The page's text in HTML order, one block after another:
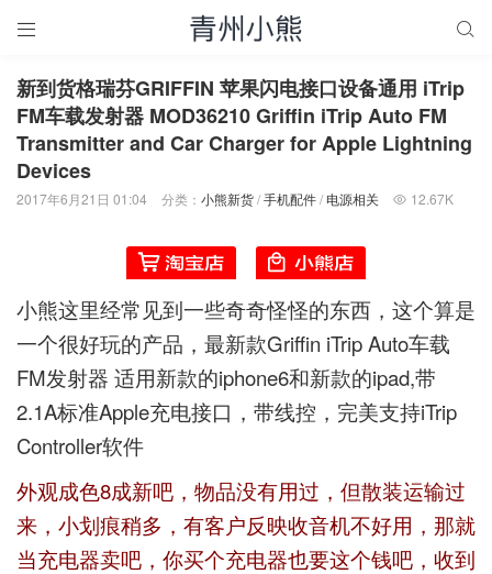
 
新到货格瑞芬GRIFFIN 苹果闪电接口设备通用 iTrip
FM车载发射器 MOD36210 Griffin iTrip Auto FM
Transmitter and Car Charger for Apple Lightning
Devices
2017年6月21日 01:04 分类： 小熊新货/手机配件/ 电源相关  12.67K
小熊这里经常见到一些奇奇怪怪的东西，这个算是
一个很好玩的产品，最新款Griffin iTrip Auto车载
FM发射器 适用新款的iphone6和新款的ipad,带
2.1A标准Apple充电接口，带线控，完美支持iTrip
Controller软件
外观成色8成新吧，物品没有用过，但散装运输过
来，小划痕稍多，有客户反映收音机不好用，那就
当充电器卖吧，你买个充电器也要这个钱吧，收到